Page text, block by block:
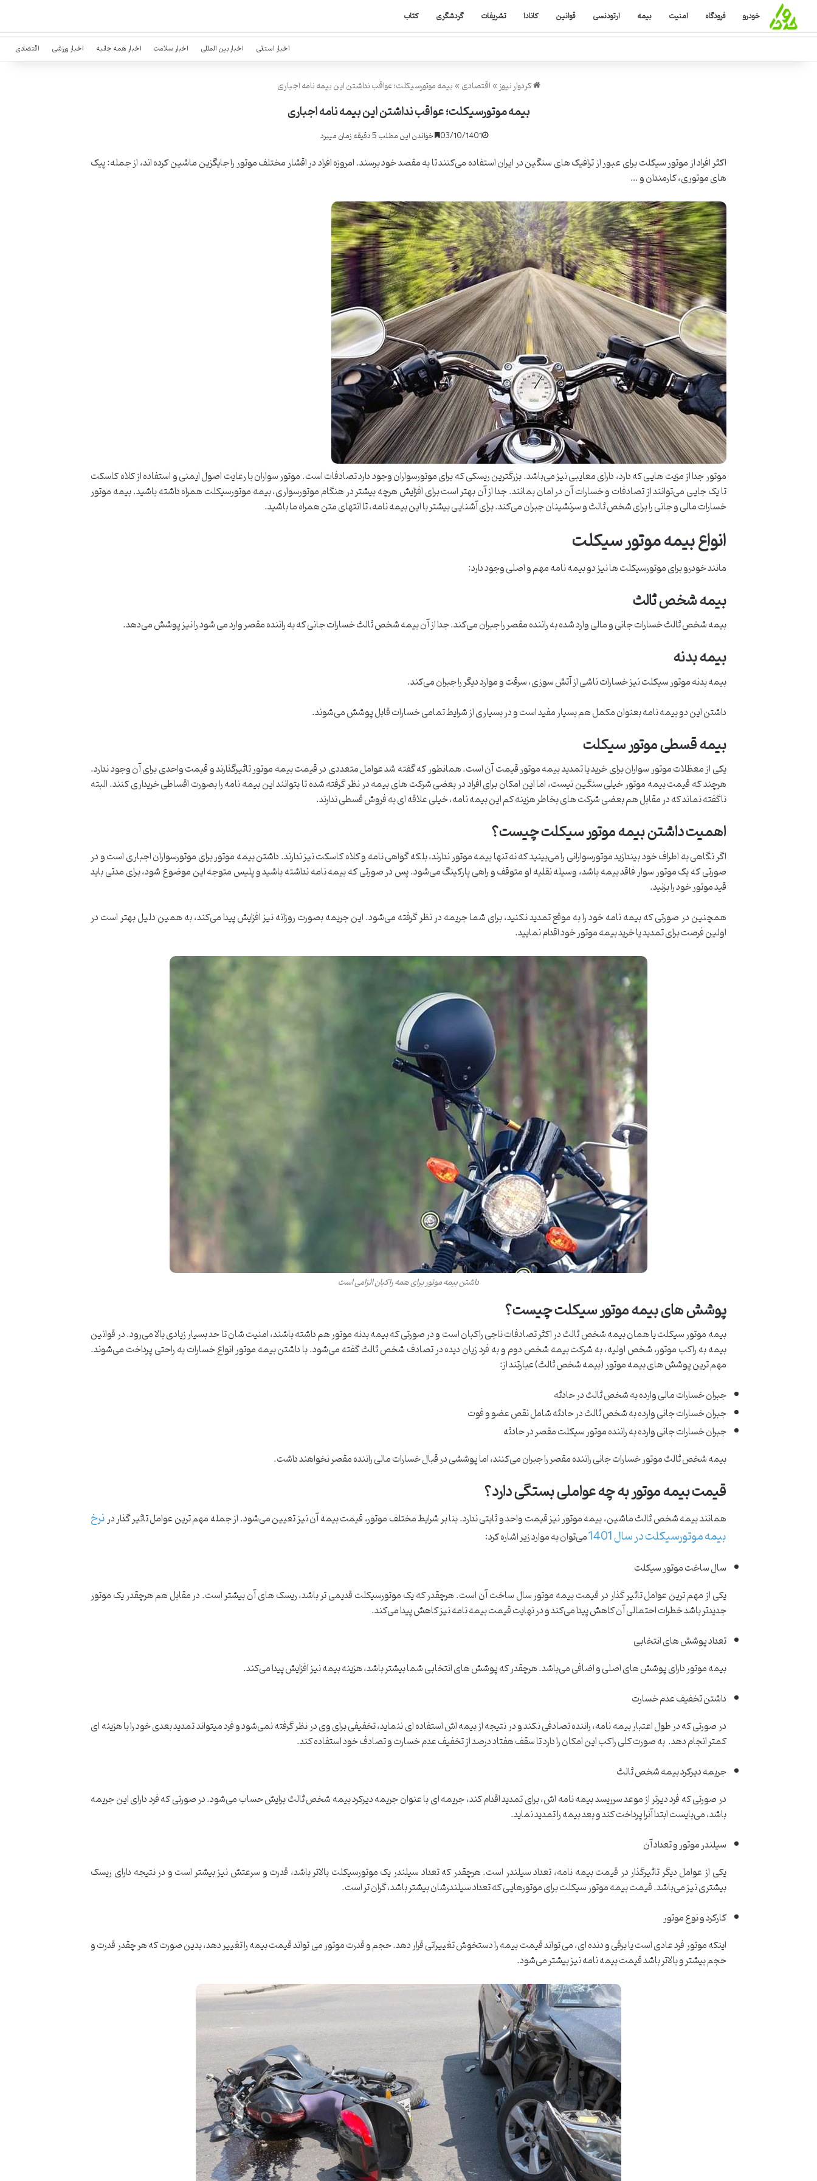
خودرو فرودگاه امنیت بیمه ارتودنسی قوانین کانادا تشریفات گردشگری کتاب
اخبار استانی اخبار بین المللی اخبار سلامت اخبار همه جانبه اخبار ورزشی اقتصادی
کردوار نیوز»اقتصادی»بیمه موتورسیکلت؛ عواقب نداشتن این بیمه نامه اجباری
بیمه موتورسیکلت؛ عواقب نداشتن این بیمه نامه اجباری
03/10/1401 خواندن این مطلب 5 دقیقه زمان میبرد
اکثر افراد از موتور سیکلت برای عبور از ترافیک های سنگین در ایران استفاده می‌کنند تا به مقصد خود برسند. امروزه افراد در اقشار مختلف موتور را جایگزین ماشین کرده اند، از جمله: پیک
های موتوری، کارمندان و …
موتور جدا از مزیت هایی که دارد، دارای معایبی نیز می‌باشد. بزرگترین ریسکی که برای موتورسواران وجود دارد تصادفات است. موتور سواران با رعایت اصول ایمنی و استفاده از کلاه کاسکت
تا یک جایی می‌توانند از تصادفات و خسارات آن در امان بمانند. جدا از آن بهتر است برای افزایش هرچه بیشتر در هنگام موتورسواری، بیمه موتورسیکلت همراه داشته باشید. بیمه موتور
خسارات مالی و جانی را برای شخص ثالث و سرنشینان جبران می‌کند. برای آشنایی بیشتر با این بیمه نامه، تا انتهای متن همراه ما باشید.
انواع بیمه موتور سیکلت
مانند خودرو برای موتورسیکلت ها نیز دو بیمه نامه مهم و اصلی وجود دارد:
بیمه شخص ثالث
بیمه شخص ثالث خسارات جانی و مالی وارد شده به راننده مقصر را جبران می‌کند. جدا از آن بیمه شخص ثالث خسارات جانی که به راننده مقصر وارد می شود را نیز پوشش می‌دهد.
بیمه بدنه
بیمه بدنه موتور سیکلت نیز خسارات ناشی از آتش سوزی، سرقت و موارد دیگر را جبران می‌کند.
داشتن این دو بیمه نامه بعنوان مکمل هم بسیار مفید است و در بسیاری از شرایط تمامی خسارات قابل پوشش می‌شوند.
بیمه قسطی موتور سیکلت
یکی از معظلات موتور سواران برای خرید یا تمدید بیمه موتور قیمت آن است. همانطور که گفته شد عوامل متعددی در قیمت بیمه موتور تاثیرگذارند و قیمت واحدی برای آن وجود ندارد.
هرچند که قیمت بیمه موتور خیلی سنگین نیست، اما این امکان برای افراد در بعضی شرکت های بیمه در نظر گرفته شده تا بتوانند این بیمه نامه را بصورت اقساطی خریداری کنند. البته
ناگفته نماند که در مقابل هم بعضی شرکت های بخاطر هزینه کم این بیمه نامه، خیلی علاقه ای به فروش قسطی ندارند.
اهمیت داشتن بیمه موتور سیکلت چیست؟
اگر نگاهی به اطراف خود بیندازید موتورسوارانی را می‌بینید که نه تنها بیمه موتور ندارند، بلکه گواهی نامه و کلاه کاسکت نیز ندارند. داشتن بیمه موتور برای موتورسواران اجباری است و در
صورتی که یک موتور سوار فاقد بیمه باشد، وسیله نقلیه او متوقف و راهی پارکینگ می‌شود. پس در صورتی که بیمه نامه نداشته باشید و پلیس متوجه این موضوع شود، برای مدتی باید
قید موتور خود را بزنید.
همچنین در صورتی که بیمه نامه خود را به موقع تمدید نکنید، برای شما جریمه در نظر گرفته می‌شود. این جریمه بصورت روزانه نیز افزایش پیدا می‌کند، به همین دلیل بهتر است در
اولین فرصت برای تمدید یا خرید بیمه موتور خود اقدام نمایید.
داشتن بیمه موتور برای همه راکبان الزامی است
پوشش های بیمه موتور سیکلت چیست؟
بیمه موتور سیکلت یا همان بیمه شخص ثالث در اکثر تصادفات ناجی راکبان است و در صورتی که بیمه بدنه موتور هم داشته باشند، امنیت شان تا حد بسیار زیادی بالا می‌رود. در قوانین
بیمه به راکب موتور، شخص اولیه، به شرکت بیمه شخص دوم و به فرد زیان دیده در تصادف شخص ثالث گفته می‌شود. با داشتن بیمه موتور انواع خسارات به راحتی پرداخت می‌شوند.
مهم ترین پوشش های بیمه موتور (بیمه شخص ثالث) عبارتند از:
جبران خسارات مالی وارده به شخص ثالث در حادثه
جبران خسارات جانی وارده به شخص ثالث در حادثه شامل نقص عضو و فوت
جبران خسارات جانی وارده به راننده موتور سیکلت مقصر در حادثه
بیمه شخص ثالث موتور خسارات جانی راننده مقصر را جبران می‌کنند، اما پوششی در قبال خسارات مالی راننده مقصر نخواهند داشت.
قیمت بیمه موتور به چه عواملی بستگی دارد؟
همانند بیمه شخص ثالث ماشین، بیمه موتور نیز قیمت واحد و ثابتی ندارد. بنا بر شرایط مختلف موتور، قیمت بیمه آن نیز تعیین می‌شود. از جمله مهم ترین عوامل تاثیر گذار درنرخ
بیمه موتورسیکلت در سال 1401
می‌توان به موارد زیر اشاره کرد:
سال ساخت موتور سیکلت
یکی از مهم ترین عوامل تاثیر گذار در قیمت بیمه موتور سال ساخت آن است. هرچقدر که یک موتورسیکلت قدیمی تر باشد، ریسک های آن بیشتر است. در مقابل هم هرچقدر یک موتور
جدیدتر باشد خطرات احتمالی آن کاهش پیدا می‌کند و در نهایت قیمت بیمه نامه نیز کاهش پیدا می‌کند.
تعداد پوشش های انتخابی
بیمه موتور دارای پوشش های اصلی و اضافی می‌باشد. هرچقدر که پوشش های انتخابی شما بیشتر باشد، هزینه بیمه نیز افزایش پیدا می‌کند.
داشتن تخفیف عدم خسارت
در صورتی که در طول اعتبار بیمه نامه، راننده تصادفی نکند و در نتیجه از بیمه اش استفاده ای ننماید، تخفیفی برای وی در نظر گرفته نمی‌شود و فرد میتواند تمدید بعدی خود را با هزینه ای
کمتر انجام دهد. به صورت کلی راکب این امکان را دارد تا سقف هفتاد درصد از تخفیف عدم خسارت و تصادف خود استفاده کند.
جریمه دیرکرد بیمه شخص ثالث
در صورتی که فرد دیرتر از موعد سرریسد بیمه نامه اش، برای تمدید اقدام کند، جریمه ای با عنوان جریمه دیرکرد بیمه شخص ثالث برایش حساب می‌شود. در صورتی که فرد دارای این جریمه
باشد، می‌بایست ابتدا آنرا پرداخت کند و بعد بیمه را تمدید نماید.
سیلندر موتور و تعداد آن
یکی از عوامل دیگر تاثیرگذار در قیمت بیمه نامه، تعداد سیلندر است. هرچقدر که تعداد سیلندر یک موتورسیکلت بالاتر باشد، قدرت و سرعتش نیز بیشتر است و در نتیجه دارای ریسک
بیشتری نیز می‌باشد. قیمت بیمه موتور سیکلت برای موتورهایی که تعداد سیلندرشان بیشتر باشد، گران تر است.
کارکرد و نوع موتور
اینکه موتور فرد عادی است یا برقی و دنده ای، می تواند قیمت بیمه را دستخوش تغییراتی قرار دهد. حجم و قدرت موتور می تواند قیمت بیمه را تغییر دهد، بدین صورت که هر چقدر قدرت و
حجم بیشتر و بالاتر باشد قیمت بیمه نامه نیز بیشتر می‌شود.